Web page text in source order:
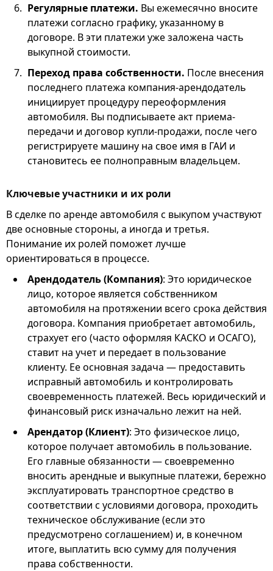
Регулярные платежи. Вы ежемесячно вносите
платежи согласно графику, указанному в
договоре. В эти платежи уже заложена часть
выкупной стоимости.
Переход права собственности. После внесения
последнего платежа компания-арендодатель
инициирует процедуру переоформления
автомобиля. Вы подписываете акт приема-
передачи и договор купли-продажи, после чего
регистрируете машину на свое имя в ГАИ и
становитесь ее полноправным владельцем.
Ключевые участники и их роли
В сделке по аренде автомобиля с выкупом участвуют
две основные стороны, а иногда и третья.
Понимание их ролей поможет лучше
ориентироваться в процессе.
Арендодатель (Компания): Это юридическое
лицо, которое является собственником
автомобиля на протяжении всего срока действия
договора. Компания приобретает автомобиль,
страхует его (часто оформляя КАСКО и ОСАГО),
ставит на учет и передает в пользование
клиенту. Ее основная задача — предоставить
исправный автомобиль и контролировать
своевременность платежей. Весь юридический и
финансовый риск изначально лежит на ней.
Арендатор (Клиент): Это физическое лицо,
которое получает автомобиль в пользование.
Его главные обязанности — своевременно
вносить арендные и выкупные платежи, бережно
эксплуатировать транспортное средство в
соответствии с условиями договора, проходить
техническое обслуживание (если это
предусмотрено соглашением) и, в конечном
итоге, выплатить всю сумму для получения
права собственности.